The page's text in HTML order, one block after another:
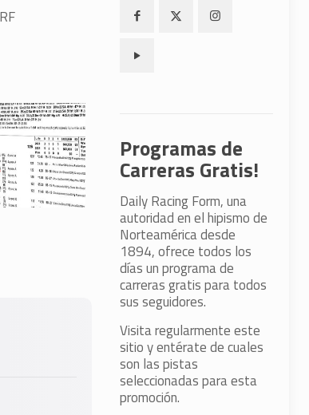
Programas de
Carreras Gratis!
Daily Racing Form, una
autoridad en el hipismo de
Norteamérica desde
1894, ofrece todos los
días un programa de
carreras gratis para todos
sus seguidores.
Visita regularmente este
sitio y entérate de cuales
son las pistas
seleccionadas para esta
promoción.